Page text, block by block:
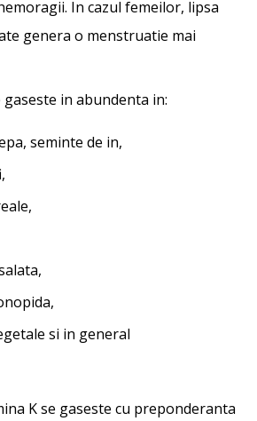
In cazul femeilor, lipsa
genera o menstruatie mai
in abundenta in:
seminte de in,
si in general
K se gaseste cu preponderanta